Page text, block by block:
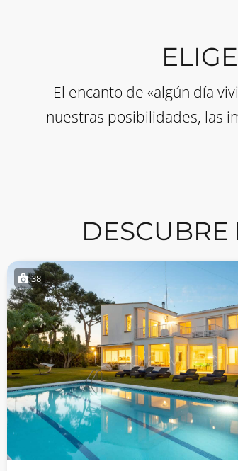
El encanto de «algún día
nuestras posibilidades, las
DESCUBRE
38